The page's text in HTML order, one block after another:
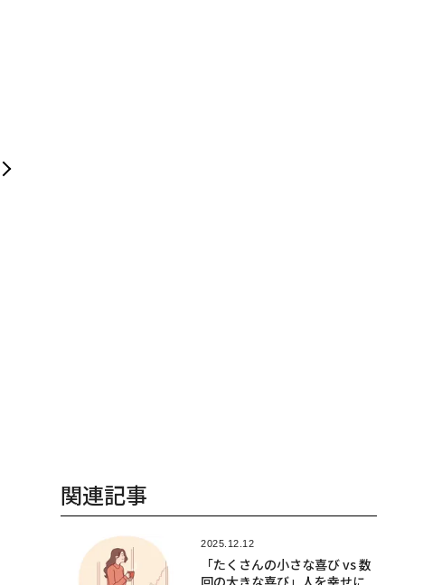
くり方
関連記事
2025.12.12
「たくさんの小さな喜び vs 数